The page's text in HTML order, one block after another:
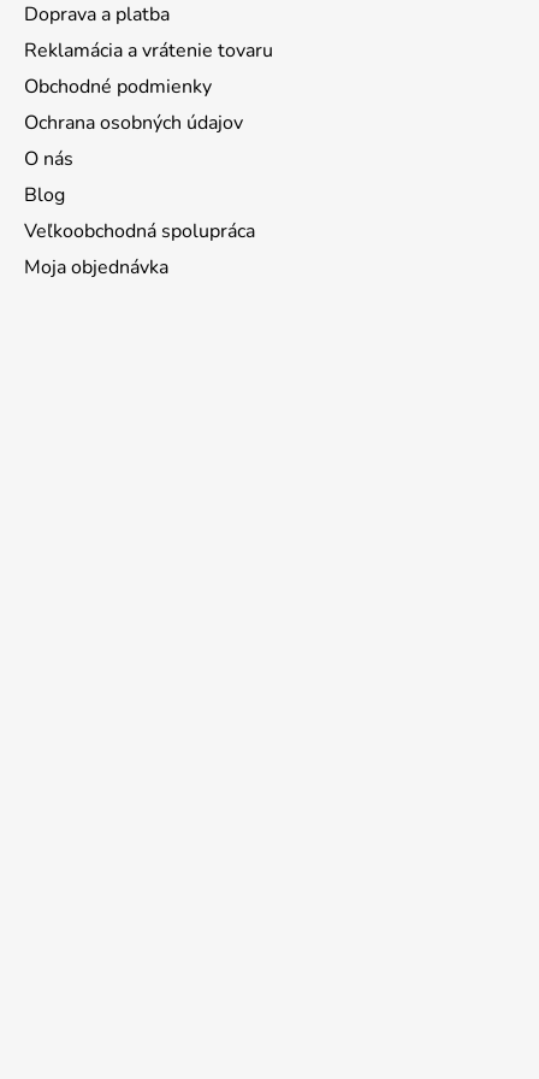
Doprava a platba
Reklamácia a vrátenie tovaru
Obchodné podmienky
Ochrana osobných údajov
O nás
Blog
Veľkoobchodná spolupráca
Moja objednávka